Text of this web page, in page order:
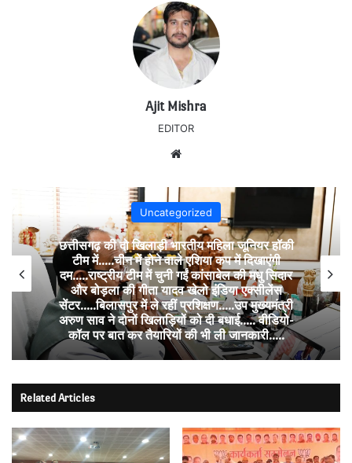
Ajit Mishra
EDITOR
Uncategorized
छत्तीसगढ़ की दो खिलाड़ी भारतीय महिला जूनियर हॉकी
टीम में…..चीन में होने वाले एशिया कप में दिखाएंगी
दम…..राष्ट्रीय टीम में चुनी गईं कांसाबेल की मधु सिदार
और बोड़ला की गीता यादव खेलो इंडिया एक्सीलेंस
सेंटर…..बिलासपुर में ले रहीं प्रशिक्षण…..उप मुख्यमंत्री
अरुण साव ने दोनों खिलाड़ियों को दी बधाई….. वीडियो-
कॉल पर बात कर तैयारियों की भी ली जानकारी…..
Related Articles